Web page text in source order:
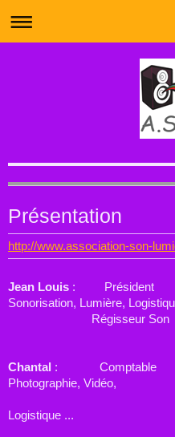
Matérielsde
Présentation
http://www.association-son-
Jean Louis : Président
Sonorisation, Lumière,
Régisseur Son
Chantal : Comptable
Photographie, Vidéo,
Logistique ...